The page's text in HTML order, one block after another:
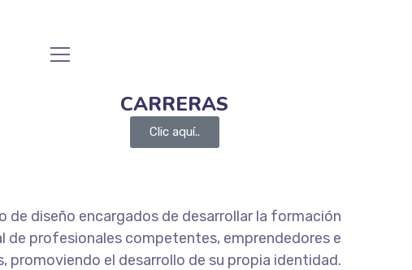
CARRERAS
Clic aquí..
de diseño encargados de desarrollar la formación
de profesionales competentes, emprendedores e
promoviendo el desarrollo de su propia identidad.